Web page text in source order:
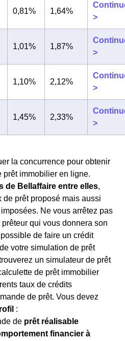
0,81% 1,64%
>
1,01% 1,87%
>
1,10% 2,12%
>
1,45% 2,33%
>
la concurrence pour obtenir
prêt immobilier en ligne.
de Bellaffaire entre elles,
de prêt proposé mais aussi
Ne vous arrêtez pas
qui vous donnera son
de faire un crédit
votre simulation de prêt
un simulateur de prêt
de prêt immobilier
taux de crédits
de prêt. Vous devez
:
de prêt réalisable
financier à